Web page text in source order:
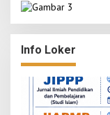
Info Loker